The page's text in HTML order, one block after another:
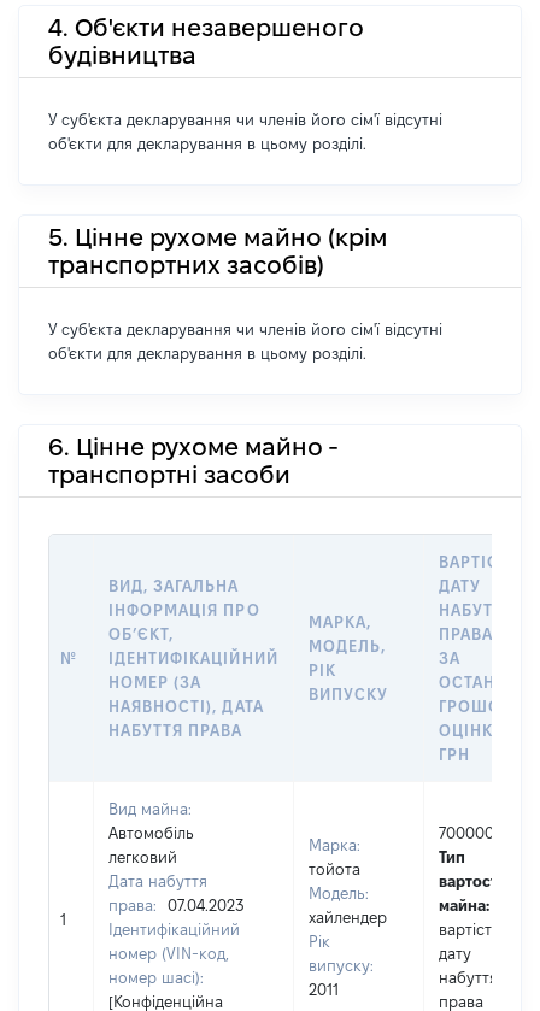
4. Об'єкти незавершеного
будівництва
У суб'єкта декларування чи членів його сім'ї відсутні
об'єкти для декларування в цьому розділі.
5. Цінне рухоме майно (крім
транспортних засобів)
У суб'єкта декларування чи членів його сім'ї відсутні
об'єкти для декларування в цьому розділі.
6. Цінне рухоме майно -
транспортні засоби
№
ВИД, ЗАГАЛЬНА
ІНФОРМАЦІЯ ПРО
ОБʼЄКТ,
ІДЕНТИФІКАЦІЙНИЙ
НОМЕР (ЗА
НАЯВНОСТІ), ДАТА
НАБУТТЯ ПРАВА
МАРКА,
МОДЕЛЬ,
РІК
ВИПУСКУ
ВАРТІСТЬ
ДАТУ
НАБУТТЯ
ПРАВА АБО
ЗА
ОЦІНКОЮ,
ГРН
1
Вид майна:
Автомобіль
легковий
Дата набуття
права:
07.04.2023
Ідентифікаційний
номер (VIN-код,
номер шасі):
[Конфіденційна
Марка:
тойота
Модель:
хайлендер
Рік
випуску:
2011
700000
Тип
вартості
майна:
вартість на
дату
набуття
права